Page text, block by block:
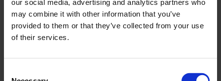
our social media, advertising and analytics partners who
may combine it with other information that you’ve
provided to them or that they’ve collected from your use
of their services.